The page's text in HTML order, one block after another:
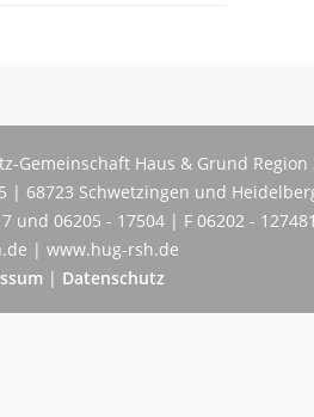
Gemeinschaft Haus & Grund
| 68723 Schwetzingen und
und 06205 - 17504 | F 06202 -
| www.hug-rsh.de
| Datenschutz